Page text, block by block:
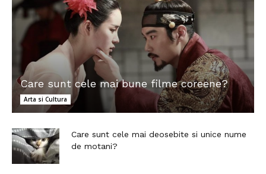
Care sunt cele mai bune filme coreene?
Arta si Cultura
Care sunt cele mai deosebite si unice nume
de motani?